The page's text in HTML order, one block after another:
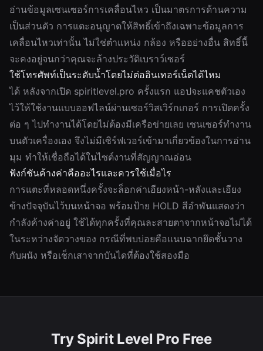
อ่านข้อมูลเซนเซอร์การเคลื่อนไหว เป็นมาตรการด้านความ
เป็นส่วนตัว การแตะอนุญาตให้สิทธิ์เข้าถึงเฉพาะข้อมูลการ
เคลื่อนไหวเท่านั้น ไม่ใช่ตำแหน่ง กล้อง หรืออย่างอื่น สิทธิ์นี้
จะคงอยู่จนกว่าคุณจะล้างประวัติเบราว์เซอร์
ใช้โทรศัพท์เป็นระดับน้ำโดยไม่ต่ออินเทอร์เน็ตได้ไหม
ได้ หลังจากเปิด spiritlevel.pro ครั้งแรก แอปจะแคชตัวเอง
ไว้ให้ใช้งานแบบออฟไลน์ผ่านเซอร์วิสเวิร์กเกอร์ การเปิดครั้ง
ต่อ ๆ ไปทำงานได้โดยไม่ต้องมีเครือข่ายเลย เซนเซอร์ทำงาน
บนตัวเครื่องเอง จึงไม่มีเซิร์ฟเวอร์เข้ามาเกี่ยวข้องในการอ่าน
มุม ทำให้เชื่อถือได้ในไซต์งานที่สัญญาณอ่อน
ฟังก์ชันค้างค่าคืออะไรและควรใช้เมื่อไร
การแตะที่หลอดหนึ่งครั้งจะล็อกค่าเอียงหน้า-หลังและเอียง
ข้างปัจจุบันไว้บนหน้าจอ พร้อมป้าย HOLD สีอำพันแสดงว่า
กำลังค้างค่าอยู่ ใช้ได้ทุกครั้งที่คุณละสายตาจากหน้าจอไม่ได้
ในระหว่างจัดวางของ กรณีที่พบบ่อยคือแนบฉากยึดชั้นวาง
กับผนัง หรือเช็กเสาจากบันไดที่ต้องใช้สองมือ
Try Spirit Level Pro Free